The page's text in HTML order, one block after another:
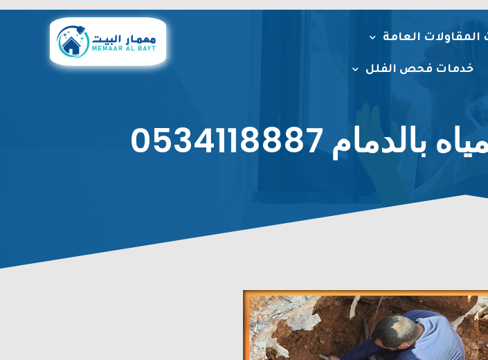
المقاولات العامة
خدمات فحص الفلل
0534118887